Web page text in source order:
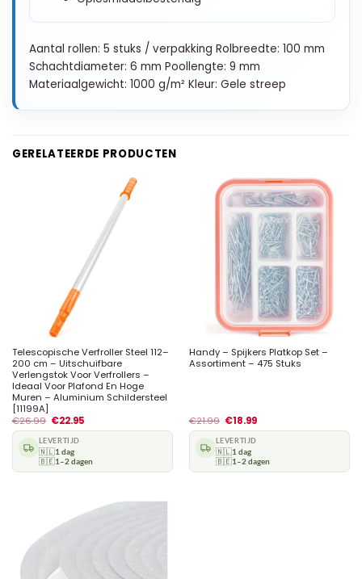
Aantal rollen: 5 stuks / verpakking Rolbreedte: 100 mm
Schachtdiameter: 6 mm Poollengte: 9 mm
Materiaalgewicht: 1000 g/m² Kleur: Gele streep
GERELATEERDE PRODUCTEN
Telescopische Verfroller Steel 112–
200 cm – Uitschuifbare
Verlengstok Voor Verfrollers –
Ideaal Voor Plafond En Hoge
Muren – Aluminium Schildersteel
[11199A]
€26.99 €22.95
LEVERTIJD
🇳🇱1 dag
🇧🇪1–2 dagen
Handy – Spijkers Platkop Set –
Assortiment – 475 Stuks
€21.99 €18.99
LEVERTIJD
🇳🇱1 dag
🇧🇪1–2 dagen